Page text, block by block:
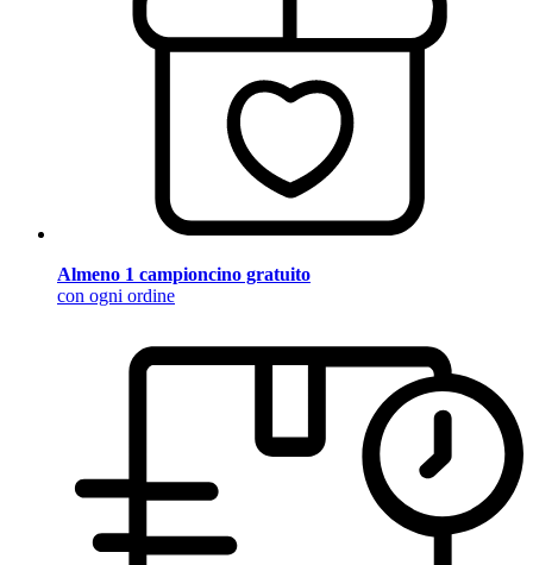
Almeno 1 campioncino gratuito
con ogni ordine